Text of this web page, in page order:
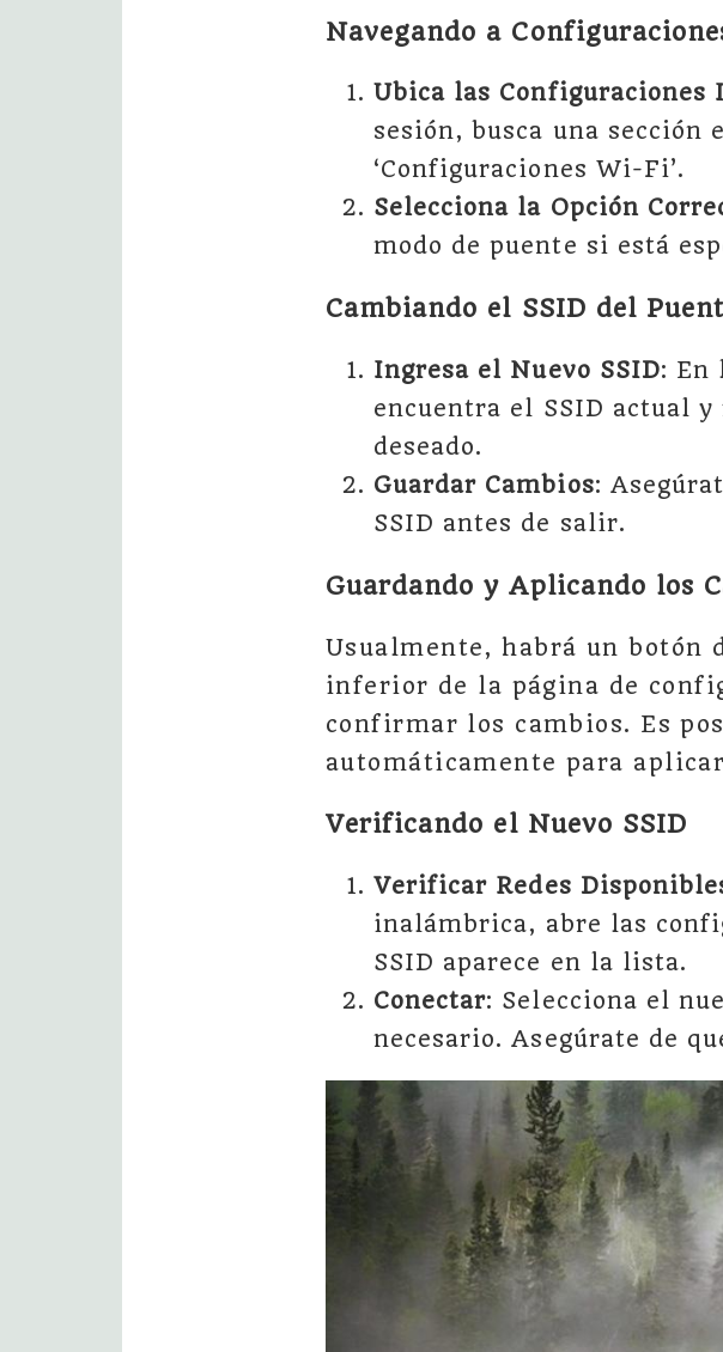
Navegando a
Ubica las Configuraciones
sesión, busca una sección
‘Configuraciones Wi-Fi’.
Selecciona la Opción
modo de puente si está
Cambiando el SSID del
Ingresa el Nuevo SSID: En
encuentra el SSID actual
deseado.
Guardar Cambios:
SSID antes de salir.
Guardando y Aplicando los
Usualmente, habrá un botón
inferior de la página de
confirmar los cambios. Es
automáticamente para
Verificando el Nuevo SSID
Verificar Redes
inalámbrica, abre las
SSID aparece en la lista.
Conectar: Selecciona el
necesario. Asegúrate de